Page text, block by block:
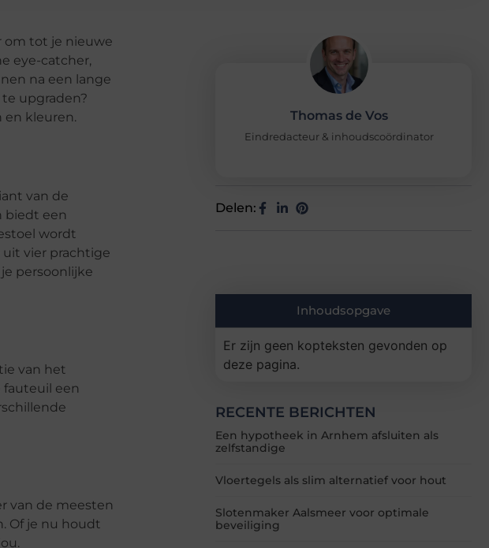
om tot je nieuwe
eye-catcher,
na een lange
upgraden?
en kleuren.
van de
biedt een
wordt
vier prachtige
persoonlijke
van het
een
van de meesten
Of je nu houdt
Thomas de Vos
Eindredacteur & inhoudscoördinator
Delen:
Inhoudsopgave
Er zijn geen kopteksten gevonden op
deze pagina.
RECENTE BERICHTEN
Een hypotheek in Arnhem afsluiten als
zelfstandige
Vloertegels als slim alternatief voor hout
Slotenmaker Aalsmeer voor optimale
beveiliging